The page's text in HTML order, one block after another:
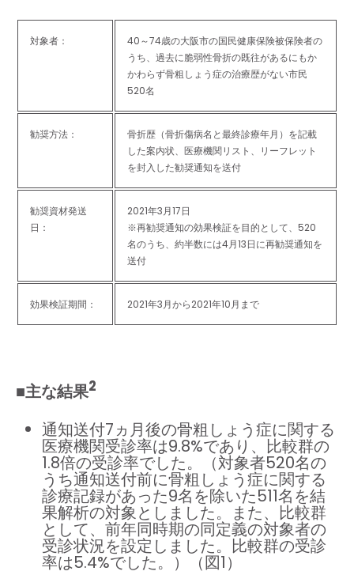
対象者：
40～74歳の大阪市の国民健康保険被保険者の
うち、過去に脆弱性骨折の既往があるにもか
かわらず骨粗しょう症の治療歴がない市民
520名
勧奨方法：
骨折歴（骨折傷病名と最終診療年月）を記載
した案内状、医療機関リスト、リーフレット
を封入した勧奨通知を送付
勧奨資材発送
日：
2021年3月17日
※再勧奨通知の効果検証を目的として、520
名のうち、約半数には4月13日に再勧奨通知を
送付
効果検証期間： 2021年3月から2021年10月まで
■主な結果2
通知送付7ヵ月後の骨粗しょう症に関する
医療機関受診率は9.8%であり、比較群の
1.8倍の受診率でした。（対象者520名の
うち通知送付前に骨粗しょう症に関する
診療記録があった9名を除いた511名を結
果解析の対象としました。また、比較群
として、前年同時期の同定義の対象者の
受診状況を設定しました。比較群の受診
率は5.4%でした。）（図1）